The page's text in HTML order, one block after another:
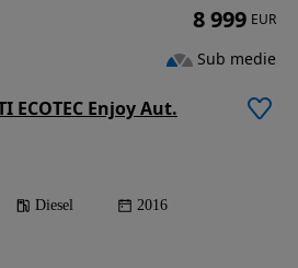
ECOTEC Enjoy Aut.
Diesel 2016
8 999 EUR
Sub medie